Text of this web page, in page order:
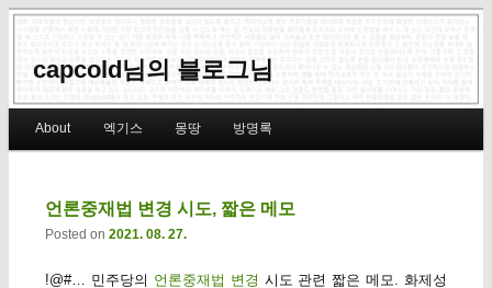
capcold님의 블로그님
Skip to primary content
Skip to secondary content
About 엑기스 몽땅 방명록
언론중재법 변경 시도, 짧은 메모
Posted on 2021. 08. 27.
!@#… 민주당의 언론중재법 변경 시도 관련 짧은 메모. 화제성